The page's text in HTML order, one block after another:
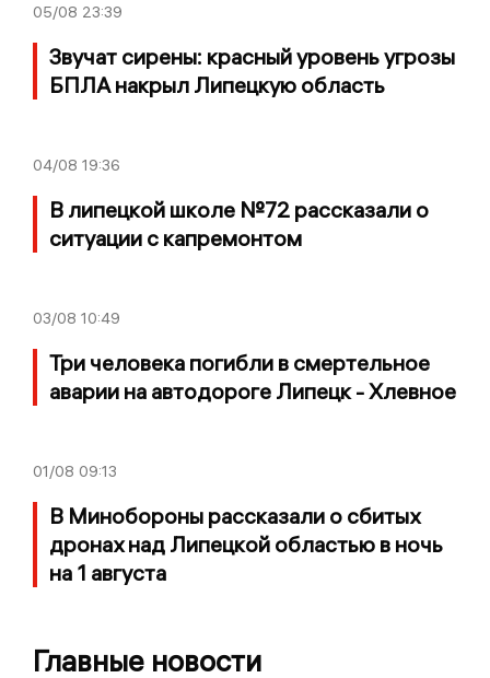
05/08 23:39
Звучат сирены: красный уровень угрозы
БПЛА накрыл Липецкую область
04/08 19:36
В липецкой школе №72 рассказали о
ситуации с капремонтом
03/08 10:49
Три человека погибли в смертельное
аварии на автодороге Липецк - Хлевное
01/08 09:13
В Минобороны рассказали о сбитых
дронах над Липецкой областью в ночь
на 1 августа
Главные новости